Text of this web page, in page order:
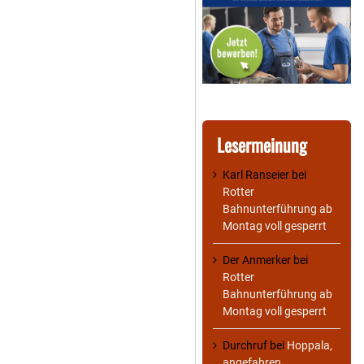
Lesermeinung
Karl Ranseier bei
Rotter
Bahnunterführung ab
Montag voll gesperrt
Der Anmerker bei
Rotter
Bahnunterführung ab
Montag voll gesperrt
Durchruf bei Hoppala,